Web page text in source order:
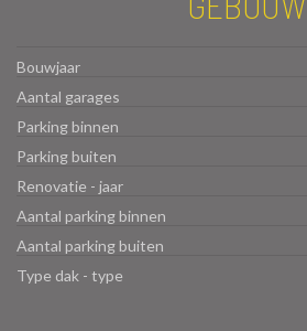
Bouwjaar
Aantal garages
Parking binnen
Parking buiten
Renovatie - jaar
Aantal parking binnen
Aantal parking buiten
Type dak - type